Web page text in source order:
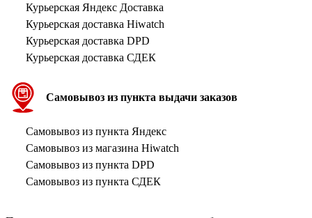
Курьерская Яндекс Доставка
Курьерская доставка Hiwatch
Курьерская доставка DPD
Курьерская доставка СДЕК
Самовывоз из пункта выдачи заказов
Самовывоз из пункта Яндекс
Самовывоз из магазина Hiwatch
Самовывоз из пункта DPD
Самовывоз из пункта СДЕК